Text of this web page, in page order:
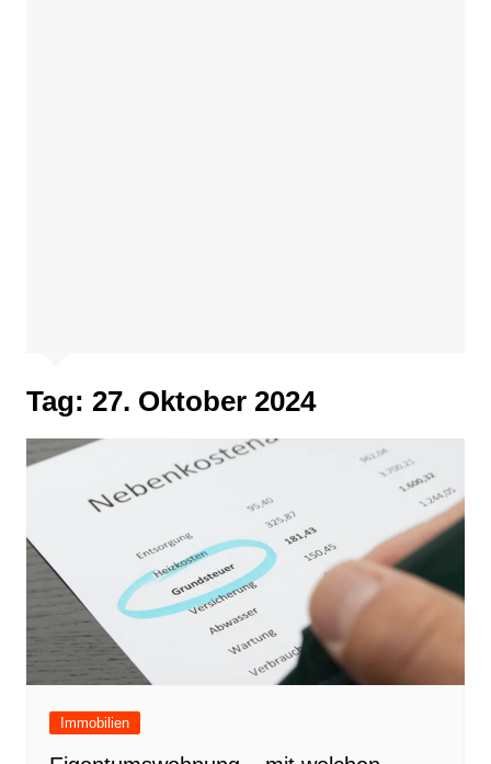
Tag: 27. Oktober 2024
Immobilien